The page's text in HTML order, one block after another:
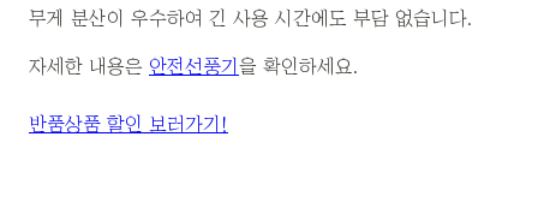
무게 분산이 우수하여 긴 사용 시간에도 부담 없습니다.
자세한 내용은 안전선풍기 을 확인하세요.
반품상품 할인 보러가기!